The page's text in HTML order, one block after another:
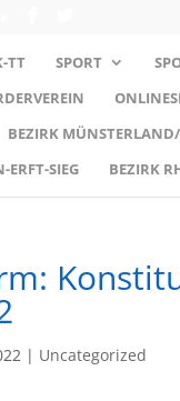
TT SPORT
BEZIRK
ERFT-SIEG
BEZIRK
| Uncategorized